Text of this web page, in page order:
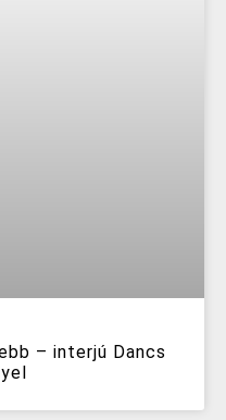
– interjú Dancs